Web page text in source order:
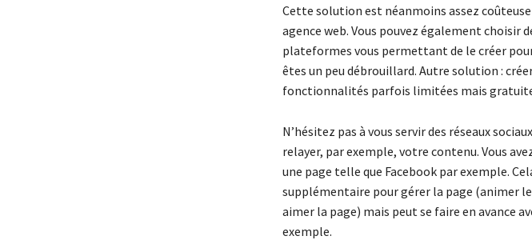
Cette solution est néanmoins assez
agence web. Vous pouvez également choisir
plateformes vous permettant de le créer
êtes un peu débrouillard. Autre solution :
fonctionnalités parfois limitées mais
N’hésitez pas à vous servir des réseaux
relayer, par exemple, votre contenu. Vous
une page telle que Facebook par exemple.
supplémentaire pour gérer la page (animer
aimer la page) mais peut se faire en avance
exemple.